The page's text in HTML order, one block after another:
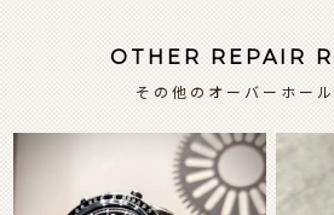
OTHER REPAIR
その他のオーバーホー